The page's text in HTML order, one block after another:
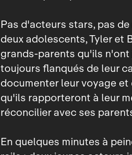
Pas d'acteurs stars, pas
deux adolescents, Tyler et
grands‑parents qu'ils
toujours flanqués de leur
documenter leur voyage
qu'ils rapporteront à leur
réconcilier avec ses
En quelques minutes à